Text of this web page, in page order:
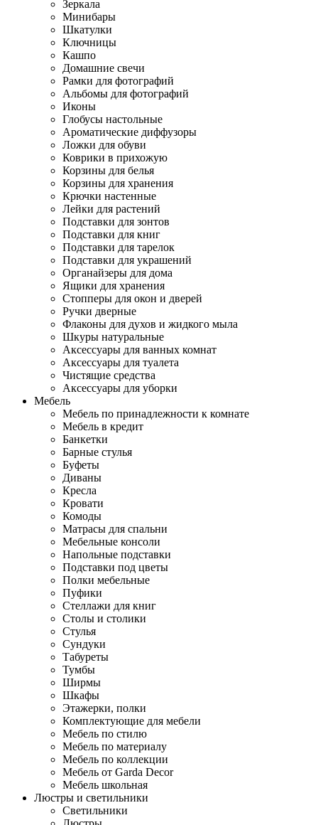
Зеркала
Минибары
Шкатулки
Ключницы
Кашпо
Домашние свечи
Рамки для фотографий
Альбомы для фотографий
Иконы
Глобусы настольные
Ароматические диффузоры
Ложки для обуви
Коврики в прихожую
Корзины для белья
Корзины для хранения
Крючки настенные
Лейки для растений
Подставки для зонтов
Подставки для книг
Подставки для тарелок
Подставки для украшений
Органайзеры для дома
Ящики для хранения
Стопперы для окон и дверей
Ручки дверные
Флаконы для духов и жидкого мыла
Шкуры натуральные
Аксессуары для ванных комнат
Аксессуары для туалета
Чистящие средства
Аксессуары для уборки
Мебель
Мебель по принадлежности к комнате
Мебель в кредит
Банкетки
Барные стулья
Буфеты
Диваны
Кресла
Кровати
Комоды
Матрасы для спальни
Мебельные консоли
Напольные подставки
Подставки под цветы
Полки мебельные
Пуфики
Стеллажи для книг
Столы и столики
Стулья
Сундуки
Табуреты
Тумбы
Ширмы
Шкафы
Этажерки, полки
Комплектующие для мебели
Мебель по стилю
Мебель по материалу
Мебель по коллекции
Мебель от Garda Decor
Мебель школьная
Люстры и светильники
Светильники